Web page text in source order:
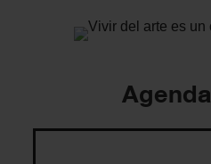
Agenda